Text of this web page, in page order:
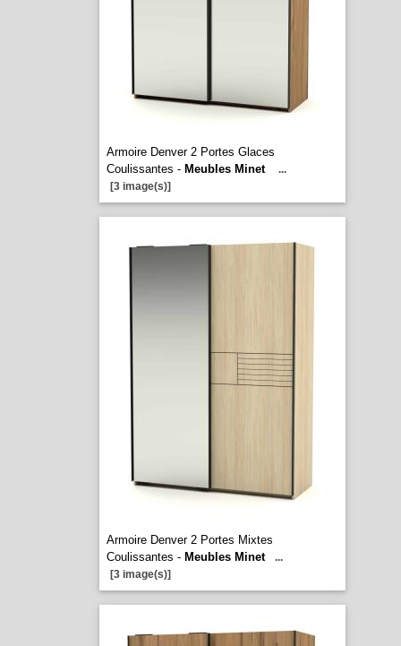
Armoire Denver 2 Portes Glaces
Coulissantes - Meubles Minet
...
[3 image(s)]
Armoire Denver 2 Portes Mixtes
Coulissantes - Meubles Minet
...
[3 image(s)]